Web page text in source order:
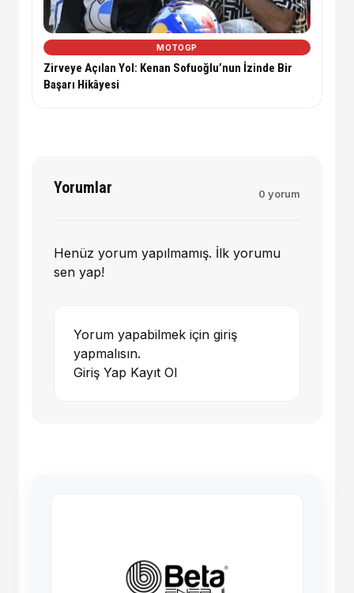
MOTOGP
Zirveye Açılan Yol: Kenan Sofuoğlu’nun İzinde Bir
Başarı Hikâyesi
Yorumlar 0 yorum
Henüz yorum yapılmamış. İlk yorumu
sen yap!
Yorum yapabilmek için giriş
yapmalısın.
Giriş Yap Kayıt Ol